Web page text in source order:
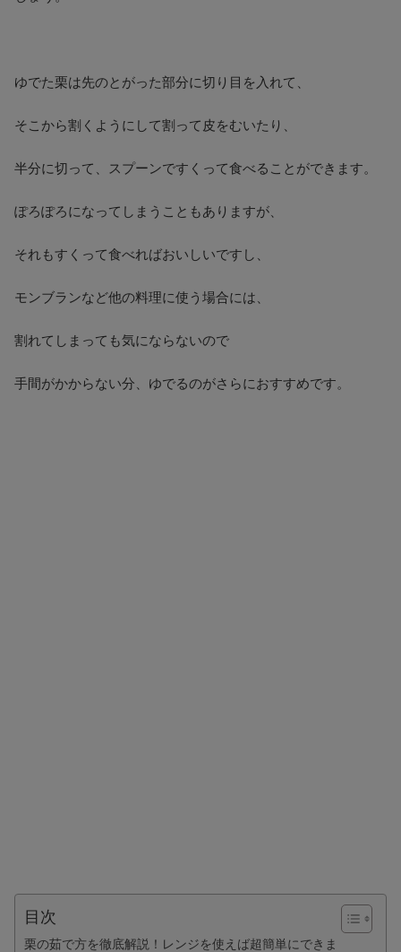
ゆでた栗は先のとがった部分に切り目を入れて、
そこから割くようにして割って皮をむいたり、
半分に切って、スプーンですくって食べることができます。
ぽろぽろになってしまうこともありますが、
それもすくって食べればおいしいですし、
モンブランなど他の料理に使う場合には、
割れてしまっても気にならないので
手間がかからない分、ゆでるのがさらにおすすめです。
目次
栗の茹で方を徹底解説！レンジを使えば超簡単にできま